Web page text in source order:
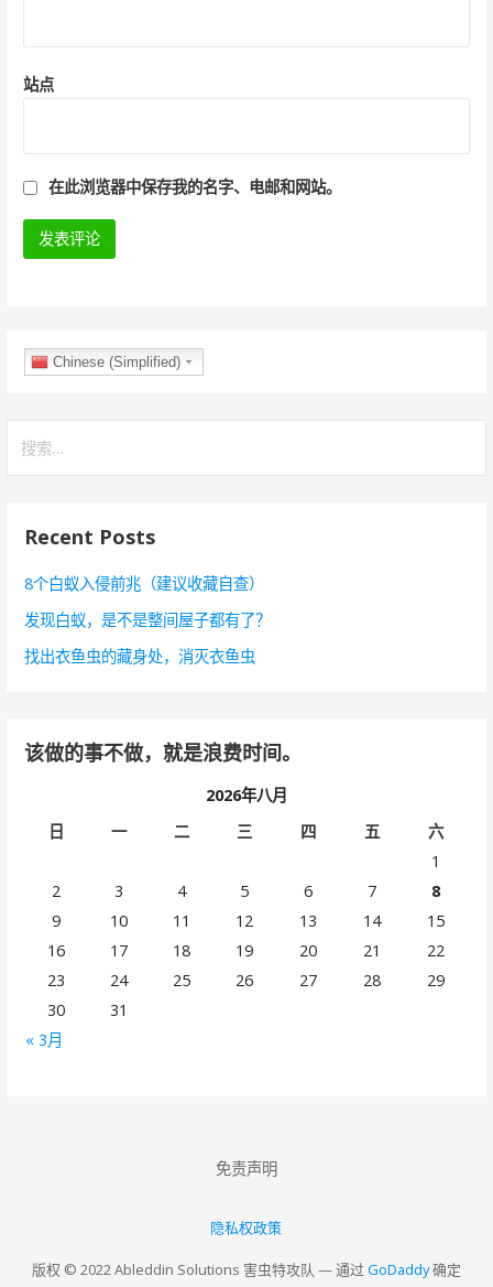
站点
在此浏览器中保存我的名字、电邮和网站。
Chinese (Simplified)
索
Recent Posts
8个白蚁入侵前兆（建议收藏自查）
发现白蚁，是不是整间屋子都有了？
找出衣鱼虫的藏身处，消灭衣鱼虫
该做的事不做，就是浪费时间。
2026年八月
日
一 二 三 四 五 六
« 3月
1
2
3 4 5 6 7
8
9
10 11 12 13 14
15
16
17 18 19 20 21
22
23
24 25 26 27 28
29
30
31
免责声明
隐私权政策
版权 © 2022 Ableddin Solutions 害虫特攻队 — 通过 GoDaddy确定